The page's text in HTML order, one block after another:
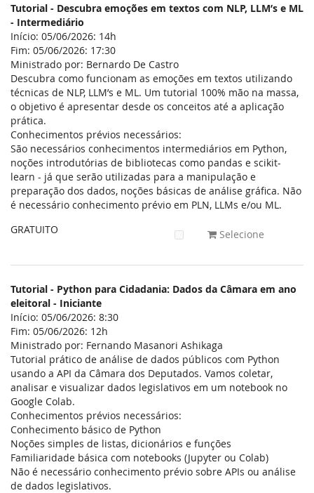
Tutorial - Descubra emoções em textos com NLP, LLM’s e ML
- Intermediário
Início: 05/06/2026: 14h
Fim: 05/06/2026: 17:30
Ministrado por: Bernardo De Castro
Descubra como funcionam as emoções em textos utilizando
técnicas de NLP, LLM’s e ML. Um tutorial 100% mão na massa,
o objetivo é apresentar desde os conceitos até a aplicação
prática.
Conhecimentos prévios necessários:
São necessários conhecimentos intermediários em Python,
noções introdutórias de bibliotecas como pandas e scikit-
learn - já que serão utilizadas para a manipulação e
preparação dos dados, noções básicas de análise gráfica. Não
é necessário conhecimento prévio em PLN, LLMs e/ou ML.
GRATUITO
Selecione
Tutorial - Python para Cidadania: Dados da Câmara em ano
eleitoral - Iniciante
Início: 05/06/2026: 8:30
Fim: 05/06/2026: 12h
Ministrado por: Fernando Masanori Ashikaga
Tutorial prático de análise de dados públicos com Python
usando a API da Câmara dos Deputados. Vamos coletar,
analisar e visualizar dados legislativos em um notebook no
Google Colab.
Conhecimentos prévios necessários:
Conhecimento básico de Python
Noções simples de listas, dicionários e funções
Familiaridade básica com notebooks (Jupyter ou Colab)
Não é necessário conhecimento prévio sobre APIs ou análise
de dados legislativos.